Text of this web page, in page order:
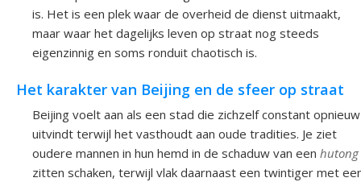
is. Het is een plek waar de overheid de dienst uitmaakt,
maar waar het dagelijks leven op straat nog steeds
eigenzinnig en soms ronduit chaotisch is.
Het karakter van Beijing en de sfeer op straat
Beijing voelt aan als een stad die zichzelf constant opnieuw
uitvindt terwijl het vasthoudt aan oude tradities. Je ziet
oudere mannen in hun hemd in de schaduw van een hutong
zitten schaken, terwijl vlak daarnaast een twintiger met